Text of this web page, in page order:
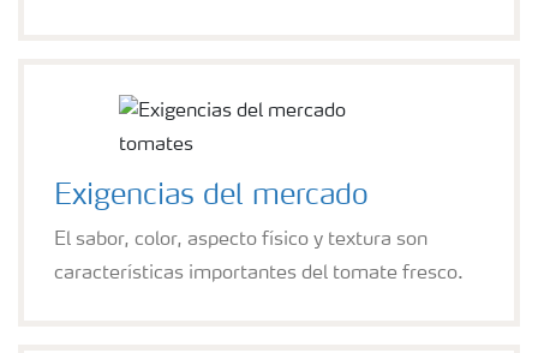
Exigencias del mercado
El sabor, color, aspecto físico y textura son
características importantes del tomate fresco.